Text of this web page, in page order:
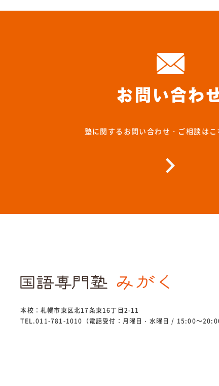
お問い合わ
塾に関するお問い合わせ・ご相談はこ
本校：札幌市東区北17条東16丁目2-11
TEL.011-781-1010（電話受付：月曜日・水曜日 / 15:00～20:00